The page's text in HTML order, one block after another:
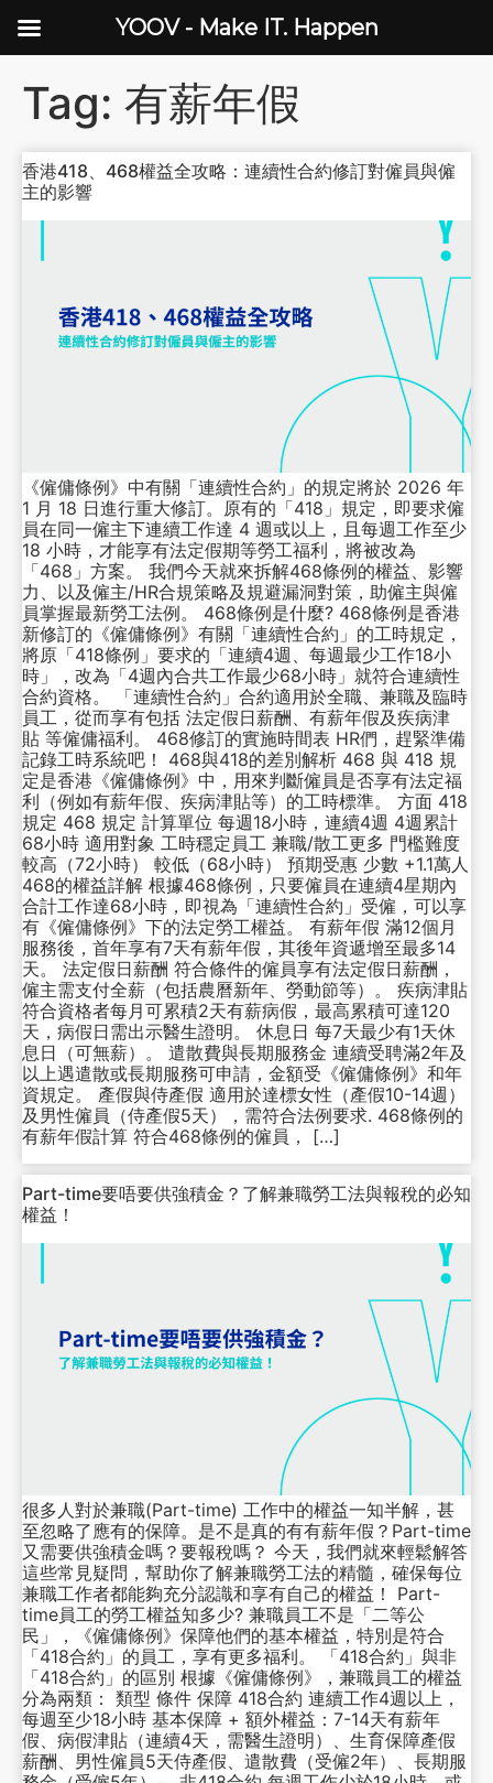
Tag: 有薪年假
香港418、468權益全攻略：連續性合約修訂對僱員與僱
主的影響
《僱傭條例》中有關「連續性合約」的規定將於 2026 年
1 月 18 日進行重大修訂。原有的「418」規定，即要求僱
員在同一僱主下連續工作達 4 週或以上，且每週工作至少
18 小時，才能享有法定假期等勞工福利，將被改為
「468」方案。 我們今天就來拆解468條例的權益、影響
力、以及僱主/HR合規策略及規避漏洞對策，助僱主與僱
員掌握最新勞工法例。 468條例是什麼? 468條例是香港
新修訂的《僱傭條例》有關「連續性合約」的工時規定，
將原「418條例」要求的「連續4週、每週最少工作18小
時」，改為「4週內合共工作最少68小時」就符合連續性
合約資格。 「連續性合約」合約適用於全職、兼職及臨時
員工，從而享有包括 法定假日薪酬、有薪年假及疾病津
貼 等僱傭福利。 468修訂的實施時間表 HR們，趕緊準備
記錄工時系統吧！ 468與418的差別解析 468 與 418 規
定是香港《僱傭條例》中，用來判斷僱員是否享有法定福
利（例如有薪年假、疾病津貼等）的工時標準。 方面 418
規定 468 規定 計算單位 每週18小時，連續4週 4週累計
68小時 適用對象 工時穩定員工 兼職/散工更多 門檻難度
較高（72小時） 較低（68小時） 預期受惠 少數 +1.1萬人
468的權益詳解 根據468條例，只要僱員在連續4星期內
合計工作達68小時，即視為「連續性合約」受僱，可以享
有《僱傭條例》下的法定勞工權益。 有薪年假 滿12個月
服務後，首年享有7天有薪年假，其後年資遞增至最多14
天。 法定假日薪酬 符合條件的僱員享有法定假日薪酬，
僱主需支付全薪（包括農曆新年、勞動節等）。 疾病津貼
符合資格者每月可累積2天有薪病假，最高累積可達120
天，病假日需出示醫生證明。 休息日 每7天最少有1天休
息日（可無薪）。 遣散費與長期服務金 連續受聘滿2年及
以上遇遣散或長期服務可申請，金額受《僱傭條例》和年
資規定。 產假與侍產假 適用於達標女性（產假10-14週）
及男性僱員（侍產假5天），需符合法例要求. 468條例的
有薪年假計算 符合468條例的僱員， […]
Part-time要唔要供強積金？了解兼職勞工法與報稅的必知
權益！
很多人對於兼職(Part-time) 工作中的權益一知半解，甚
至忽略了應有的保障。是不是真的有有薪年假？Part-time
又需要供強積金嗎？要報稅嗎？ 今天，我們就來輕鬆解答
這些常見疑問，幫助你了解兼職勞工法的精髓，確保每位
兼職工作者都能夠充分認識和享有自己的權益！ Part-
time員工的勞工權益知多少? 兼職員工不是「二等公
民」，《僱傭條例》保障他們的基本權益，特別是符合
「418合約」的員工，享有更多福利。 「418合約」與非
「418合約」的區別 根據《僱傭條例》，兼職員工的權益
分為兩類： 類型 條件 保障 418合約 連續工作4週以上，
每週至少18小時 基本保障 + 額外權益：7-14天有薪年
假、病假津貼（連續4天，需醫生證明）、生育保障產假
薪酬、男性僱員5天侍產假、遣散費（受僱2年）、長期服
YOOV - Make IT. Happen